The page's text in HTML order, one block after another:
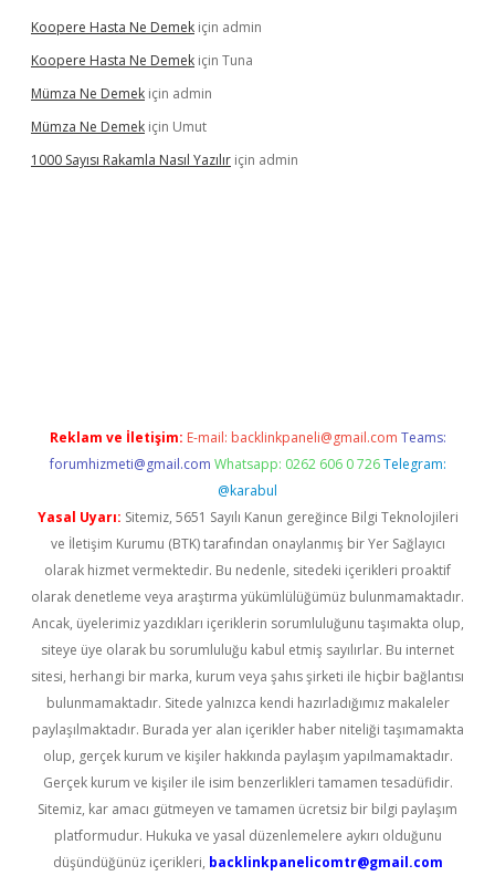
Koopere Hasta Ne Demek için admin
Koopere Hasta Ne Demek için Tuna
Mümza Ne Demek için admin
Mümza Ne Demek için Umut
1000 Sayısı Rakamla Nasıl Yazılır için admin
Reklam ve İletişim: E-mail: backlinkpaneli@gmail.com Teams:
forumhizmeti@gmail.com Whatsapp: 0262 606 0 726 Telegram:
@karabul
Yasal Uyarı: Sitemiz, 5651 Sayılı Kanun gereğince Bilgi Teknolojileri
ve İletişim Kurumu (BTK) tarafından onaylanmış bir Yer Sağlayıcı
olarak hizmet vermektedir. Bu nedenle, sitedeki içerikleri proaktif
olarak denetleme veya araştırma yükümlülüğümüz bulunmamaktadır.
Ancak, üyelerimiz yazdıkları içeriklerin sorumluluğunu taşımakta olup,
siteye üye olarak bu sorumluluğu kabul etmiş sayılırlar. Bu internet
sitesi, herhangi bir marka, kurum veya şahıs şirketi ile hiçbir bağlantısı
bulunmamaktadır. Sitede yalnızca kendi hazırladığımız makaleler
paylaşılmaktadır. Burada yer alan içerikler haber niteliği taşımamakta
olup, gerçek kurum ve kişiler hakkında paylaşım yapılmamaktadır.
Gerçek kurum ve kişiler ile isim benzerlikleri tamamen tesadüfidir.
Sitemiz, kar amacı gütmeyen ve tamamen ücretsiz bir bilgi paylaşım
platformudur. Hukuka ve yasal düzenlemelere aykırı olduğunu
düşündüğünüz içerikleri, backlinkpanelicomtr@gmail.com